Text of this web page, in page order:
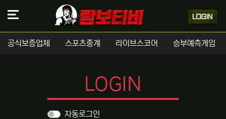
공식보증업체 스포츠중계 라이브스코어 승부예측게임
LOGIN
자동로그인